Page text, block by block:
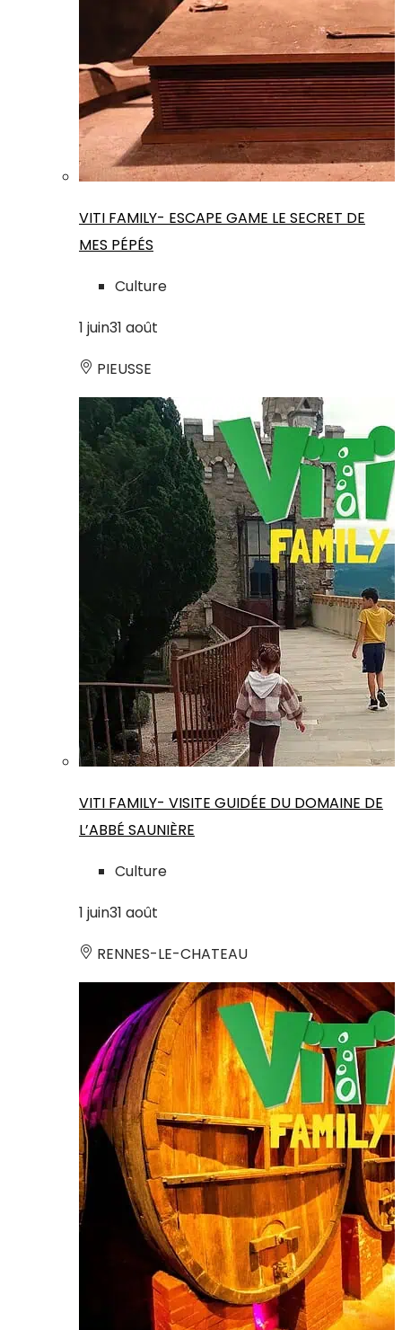
VITI FAMILY- ESCAPE GAME LE SECRET DE
MES PÉPÉS
Culture
1 juin31 août
PIEUSSE
VITI FAMILY- VISITE GUIDÉE DU DOMAINE DE
L’ABBÉ SAUNIÈRE
Culture
1 juin31 août
RENNES-LE-CHATEAU